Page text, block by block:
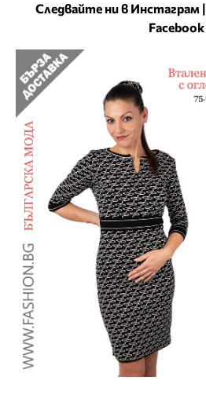
Следвайте ни в Инстаграм |
Facebook